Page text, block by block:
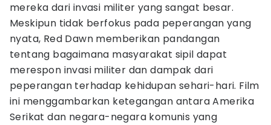
mereka dari invasi militer yang sangat besar.
Meskipun tidak berfokus pada peperangan yang
nyata, Red Dawn memberikan pandangan
tentang bagaimana masyarakat sipil dapat
merespon invasi militer dan dampak dari
peperangan terhadap kehidupan sehari-hari. Film
ini menggambarkan ketegangan antara Amerika
Serikat dan negara-negara komunis yang